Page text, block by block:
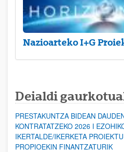
Nazioarteko I+G
Deialdi
PRESTAKUNTZA BIDEAN
KONTRATATZEKO 2026 I
IKERTALDE/IKERKETA
PROPIOEKIN FINANTZATURIK